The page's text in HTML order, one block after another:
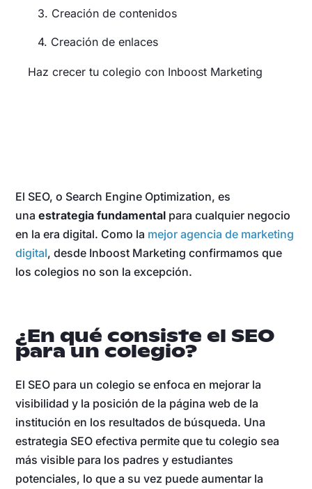
3. Creación de contenidos
4. Creación de enlaces
Haz crecer tu colegio con Inboost Marketing
El SEO, o Search Engine Optimization, es
unaestrategia fundamental para cualquier negocio
en la era digital. Como la mejor agencia de marketing
digital, desde Inboost Marketing confirmamos que
los colegios no son la excepción.
¿En qué consiste el SEO
para un colegio?
El SEO para un colegio se enfoca en mejorar la
visibilidad y la posición de la página web de la
institución en los resultados de búsqueda. Una
estrategia SEO efectiva permite que tu colegio sea
más visible para los padres y estudiantes
potenciales, lo que a su vez puede aumentar la